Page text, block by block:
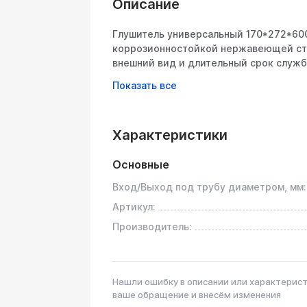
Описание
Глушитель универсальный
коррозионностойкой нержавеющей
внешний вид и длительный срок
AISI 304. Надежные сварочные швы
получить тихий звук выхлопа
Вы одновременно получите
выход по центру. Внутренняя
секционный) звук под сток (городской
Технические характеристики:
• Корпус двухслойный, толщина 1,6
• Высота корпуса: 170 мм;
• Ширина корпуса: 272 мм;
Характеристики
Основные
Вход/Выход под трубу диаметром,
Артикул:
Производитель:
Нашли ошибку в описании или
ваше обращение и внесём изменения